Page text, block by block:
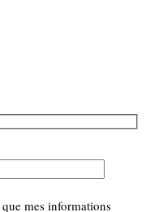
mes informations